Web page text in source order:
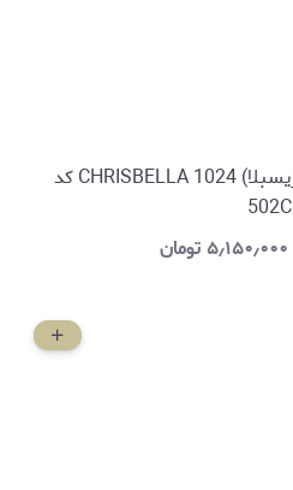
کوله پشتی آویز کفش (کریسبلا) CHRISBELLA 1024 کد
502C
۵٫۱۵۰٫۰۰۰تومان